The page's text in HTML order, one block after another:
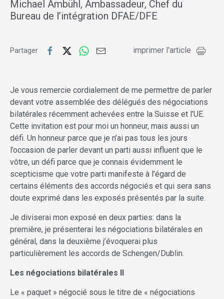
Michael Ambühl, Ambassadeur, Chef du
Bureau de l’intégration DFAE/DFE
Partager imprimer l'article
Je vous remercie cordialement de me permettre de parler
devant votre assemblée des délégués des négociations
bilatérales récemment achevées entre la Suisse et l’UE.
Cette invitation est pour moi un honneur, mais aussi un
défi. Un honneur parce que je n’ai pas tous les jours
l’occasion de parler devant un parti aussi influent que le
vôtre, un défi parce que je connais évidemment le
scepticisme que votre parti manifeste à l’égard de
certains éléments des accords négociés et qui sera sans
doute exprimé dans les exposés présentés par la suite.
Je diviserai mon exposé en deux parties: dans la
première, je présenterai les négociations bilatérales en
général, dans la deuxième j’évoquerai plus
particulièrement les accords de Schengen/Dublin.
Les négociations bilatérales II
Le « paquet » négocié sous le titre de « négociations